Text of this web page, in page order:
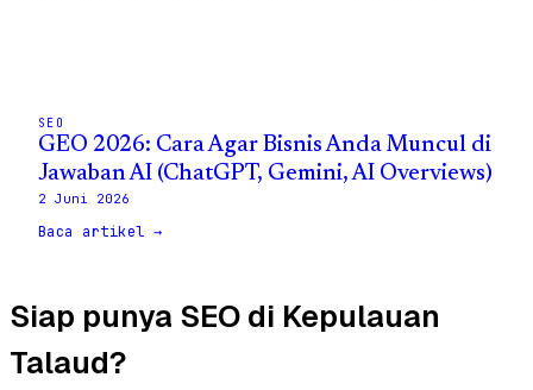
SEO
GEO 2026: Cara Agar Bisnis Anda Muncul di
Jawaban AI (ChatGPT, Gemini, AI Overviews)
2 Juni 2026
Baca artikel →
Siap punya SEO di Kepulauan
Talaud?